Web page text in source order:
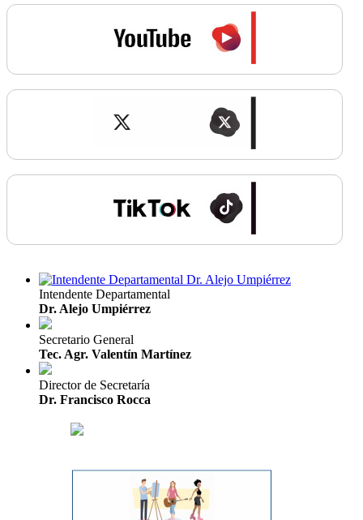
Intendente Departamental
Dr. Alejo Umpiérrez
Secretario General
Tec. Agr. Valentín Martínez
Director de Secretaría
Dr. Francisco Rocca